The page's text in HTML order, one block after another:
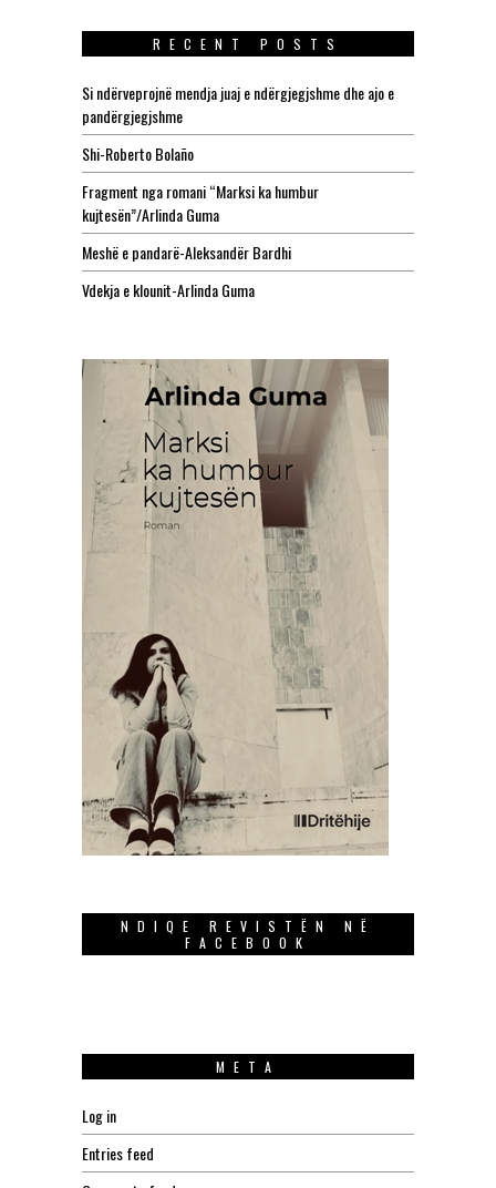
RECENT POSTS
Si ndërveprojnë mendja juaj e ndërgjegjshme dhe ajo e
pandërgjegjshme
Shi-Roberto Bolaño
Fragment nga romani “Marksi ka humbur
kujtesën”/Arlinda Guma
Meshë e pandarë-Aleksandër Bardhi
Vdekja e klounit-Arlinda Guma
NDIQE REVISTËN NË
FACEBOOK
META
Log in
Entries feed